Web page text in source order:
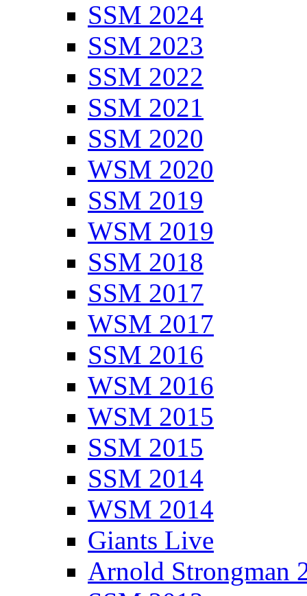
SSM 2024
SSM 2023
SSM 2022
SSM 2021
SSM 2020
WSM 2020
SSM 2019
WSM 2019
SSM 2018
SSM 2017
WSM 2017
SSM 2016
WSM 2016
WSM 2015
SSM 2015
SSM 2014
WSM 2014
Giants Live
Arnold Strongman